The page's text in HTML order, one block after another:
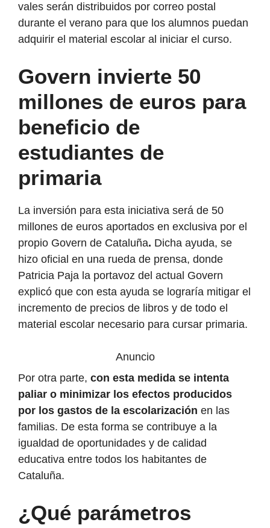
vales serán distribuidos por correo postal
durante el verano para que los alumnos puedan
adquirir el material escolar al iniciar el curso.
Govern invierte 50
millones de euros para
beneficio de
estudiantes de
primaria
La inversión para esta iniciativa será de 50
millones de euros aportados en exclusiva por el
propio Govern de Cataluña. Dicha ayuda, se
hizo oficial en una rueda de prensa, donde
Patricia Paja la portavoz del actual Govern
explicó que con esta ayuda se lograría mitigar el
incremento de precios de libros y de todo el
material escolar necesario para cursar primaria.
Anuncio
Por otra parte, con esta medida se intenta
paliar o minimizar los efectos producidos
por los gastos de la escolarización en las
familias. De esta forma se contribuye a la
igualdad de oportunidades y de calidad
educativa entre todos los habitantes de
Cataluña.
¿Qué parámetros